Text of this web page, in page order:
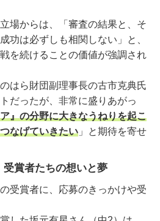
場からは、「審査の結果と、そ
功は必ずしも相関しない」と、
を続けることの価値が強調され
はら財団副理事長の古市克典氏
だったが、非常に盛りあがっ
』の分野に大きなうねりを起こ
なげていきたい 」と期待を寄せ
賞者たちの想いと夢
受賞者に、応募のきっかけや受